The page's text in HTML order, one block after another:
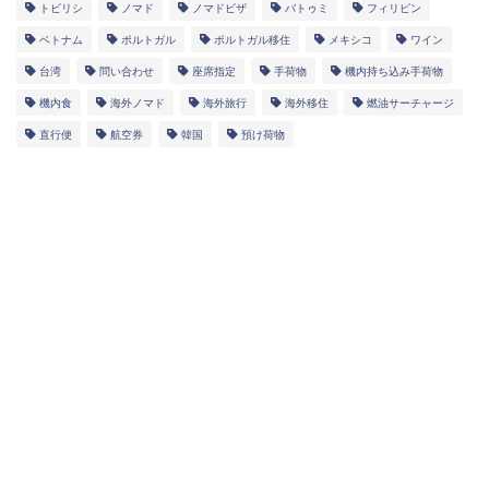
トビリシ ノマド ノマドビザ バトゥミ フィリピン
ベトナム ポルトガル ポルトガル移住 メキシコ ワイン
台湾 問い合わせ 座席指定 手荷物 機内持ち込み手荷物
機内食 海外ノマド 海外旅行 海外移住 燃油サーチャージ
直行便 航空券 韓国 預け荷物